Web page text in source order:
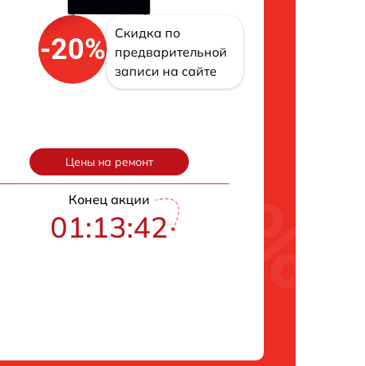
-20%
Скидка по
предварительной
записи на сайте
Цены на ремонт
Конец акции
01:13:41